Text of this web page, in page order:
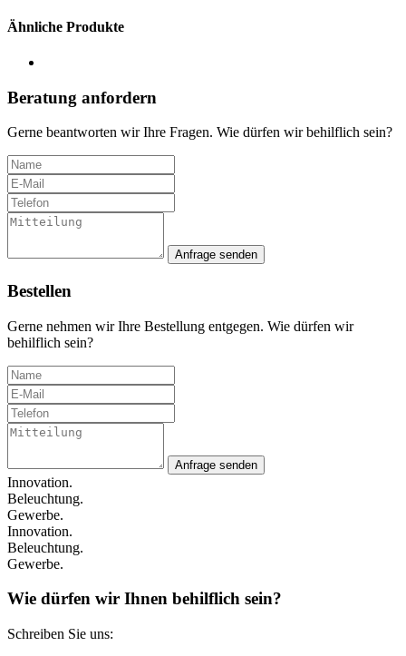
Ähnliche Produkte
Beratung anfordern
Gerne beantworten wir Ihre Fragen. Wie dürfen wir behilflich sein?
Anfrage senden
Bestellen
Gerne nehmen wir Ihre Bestellung entgegen. Wie dürfen wir
behilflich sein?
Anfrage senden
Innovation.
Beleuchtung.
Gewerbe.
Innovation.
Beleuchtung.
Gewerbe.
Wie dürfen wir Ihnen behilflich sein?
Schreiben Sie uns: